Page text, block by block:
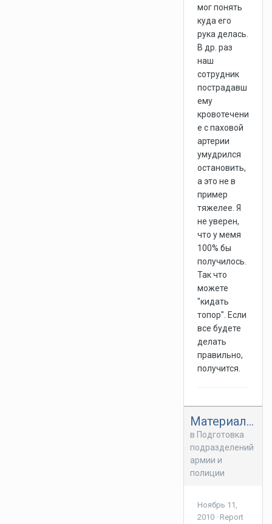
мог понять
куда его
рука делась.
В др. раз
наш
сотрудник
пострадавш
ему
кровотечени
е с паховой
артерии
умудрился
остановить,
а это не в
пример
тяжелее. Я
не уверен,
что у мемя
100% бы
получилось.
Так что
можете
"кидать
топор". Если
все будете
делать
правильно,
получится.
Материалы по медицинской помощи.
в Подготовка
подразделений
армии и
полиции
Ноябрь 11,
2010 · Report